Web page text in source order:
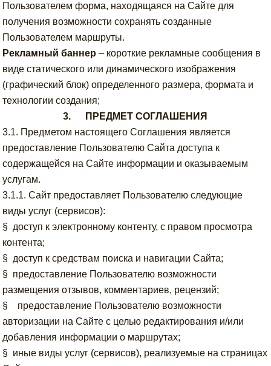
Пользователем форма, находящаяся на Сайте для
получения возможности сохранять созданные
Пользователем маршруты.
Рекламный баннер – короткие рекламные сообщения в
виде статического или динамического изображения
(графический блок) определенного размера, формата и
технологии создания;
3. ПРЕДМЕТ СОГЛАШЕНИЯ
3.1. Предметом настоящего Соглашения является
предоставление Пользователю Сайта доступа к
содержащейся на Сайте информации и оказываемым
услугам.
3.1.1. Сайт предоставляет Пользователю следующие
виды услуг (сервисов):
§ доступ к электронному контенту, с правом просмотра
контента;
§ доступ к средствам поиска и навигации Сайта;
§ предоставление Пользователю возможности
размещения отзывов, комментариев, рецензий;
§ предоставление Пользователю возможности
авторизации на Сайте с целью редактирования и/или
добавления информации о маршрутах;
§ иные виды услуг (сервисов), реализуемые на страницах